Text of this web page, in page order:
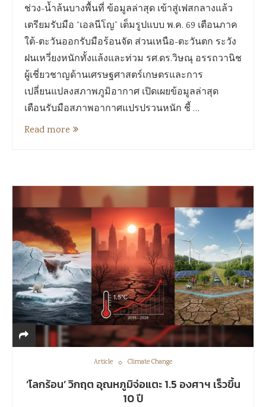
ช่วง-น้ำล้นบางพื้นที่ ข้อมูลล่าสุด เข้าสู่เฟสกลางแล้ว
เตรียมรับมือ “เอลนีโญ” เต็มรูปแบบ พ.ค. 69 เตือนภาค
ใต้-ตะวันออกรับมือร้อนจัด ส่วนเหนือ-ตะวันตก ระวัง
ฝนเหวี่ยงหนักทั้งแล้งและท่วม รศ.ดร.วิษณุ อรรถวานิช
ผู้เชี่ยวชาญด้านเศรษฐศาสตร์เกษตรและการ
เปลี่ยนแปลงสภาพภูมิอากาศ เปิดเผยข้อมูลล่าสุด
เตือนรับมือสภาพอากาศแปรปรวนหนัก ชี้ …
Read more
Article Climate Change
‘โลกร้อน’ วิกฤต อุณหภูมิจ่อแตะ 1.5 องศาฯ เร็วขึ้น
10 ปี